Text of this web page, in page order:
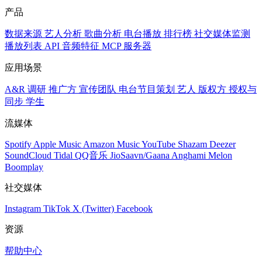
产品
数据来源 艺人分析 歌曲分析 电台播放 排行榜 社交媒体监测
播放列表 API 音频特征 MCP 服务器
应用场景
A&R 调研 推广方 宣传团队 电台节目策划 艺人 版权方 授权与
同步 学生
流媒体
Spotify Apple Music Amazon MusicYouTube Shazam Deezer
SoundCloud Tidal QQ音乐 JioSaavn/Gaana Anghami Melon
Boomplay
社交媒体
Instagram TikTok X (Twitter) Facebook
资源
帮助中心